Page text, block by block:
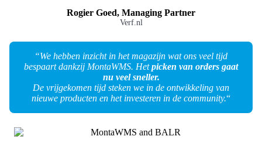
Rogier Goed, Managing Partner
Verf.nl
“We hebben inzicht in het magazijn wat ons veel tijd
bespaart dankzij MontaWMS. Hetpicken van orders gaat
nu veel sneller.
De vrijgekomen tijd steken we in de ontwikkeling van
nieuwe producten en het investeren in de community.“